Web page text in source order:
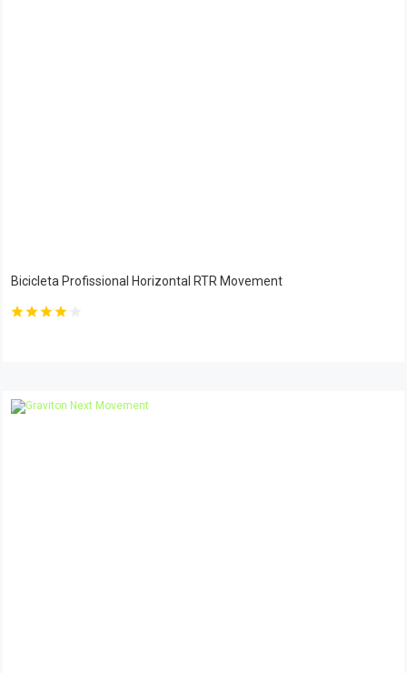
Bicicleta Profissional Horizontal RTR Movement